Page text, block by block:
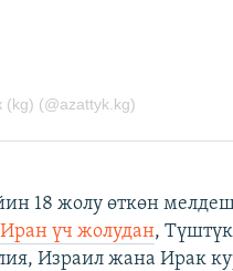
18 жолу өткөн
үч жолудан,
Израил жана Ирак